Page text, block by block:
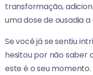
transformação,
uma dose de ousadia a
Se você já se sentiu
hesitou por não saber
este é o seu